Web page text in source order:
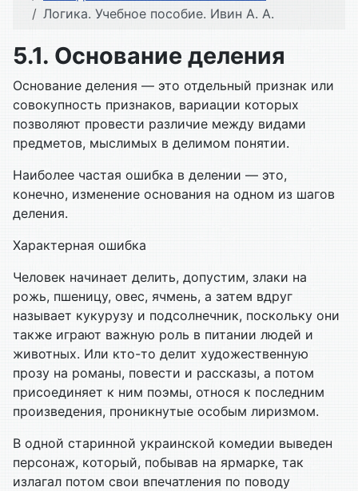
Логика. Учебное пособие. Ивин А. А.
5.1. Основание деления
Основание деления — это отдельный признак или
совокупность признаков, вариации которых
позволяют провести различие между видами
предметов, мыслимых в делимом понятии.
Наиболее частая ошибка в делении — это,
конечно, изменение основания на одном из шагов
деления.
Характерная ошибка
Человек начинает делить, допустим, злаки на
рожь, пшеницу, овес, ячмень, а затем вдруг
называет кукурузу и подсолнечник, поскольку они
также играют важную роль в питании людей и
животных. Или кто-то делит художественную
прозу на романы, повести и рассказы, а потом
присоединяет к ним поэмы, относя к последним
произведения, проникнутые особым лиризмом.
В одной старинной украинской комедии выведен
персонаж, который, побывав на ярмарке, так
излагал потом свои впечатления по поводу